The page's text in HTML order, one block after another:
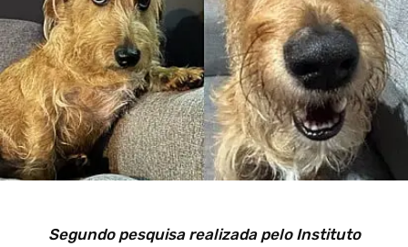
Segundo pesquisa realizada pelo Instituto